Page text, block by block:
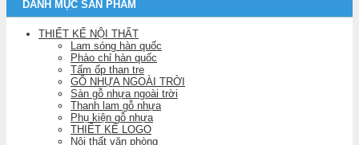
DANH MỤC SẢN PHẨM
THIẾT KẾ NỘI THẤT
Lam sóng hàn quốc
Phào chỉ hàn quốc
Tấm ốp than tre
GỖ NHỰA NGOÀI TRỜI
Sàn gỗ nhựa ngoài trời
Thanh lam gỗ nhựa
Phụ kiện gỗ nhựa
THIẾT KẾ LOGO
Nội thất văn phòng